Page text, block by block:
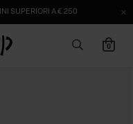
SUPERIORI A € 250
0